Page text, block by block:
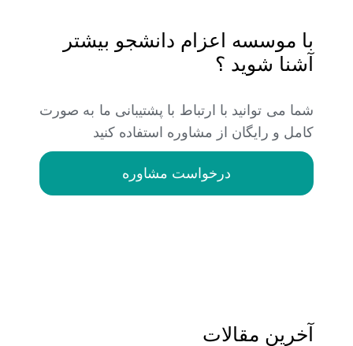
با موسسه اعزام دانشجو بیشتر
آشنا شوید ؟
شما می توانید با ارتباط با پشتیبانی ما به صورت
کامل و رایگان از مشاوره استفاده کنید
درخواست مشاوره
آخرین مقالات